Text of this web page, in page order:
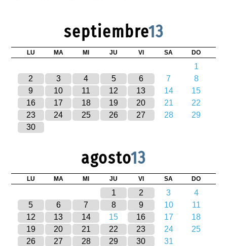
septiembre13
LU MA MI JU VI SA DO
1
2
3 4 5 6 7
8
9
10 11 12 13 14
15
16
17 18 19 20 21
22
23
24 25 26 27 28
29
30
agosto13
LU MA MI JU VI SA DO
1 2 3
4
5
6 7 8 9 10
11
12
13 14 15 16 17
18
19
20 21 22 23 24
25
26
27 28 29 30 31